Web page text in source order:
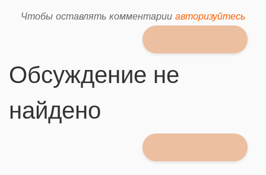
Чтобы оставлять комментарии авторизуйтесь
Обсуждение не
найдено